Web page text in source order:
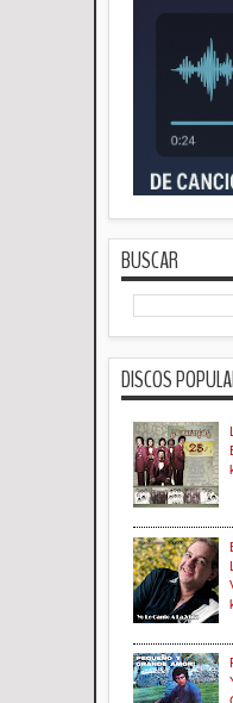
BUSCAR
DISCOS